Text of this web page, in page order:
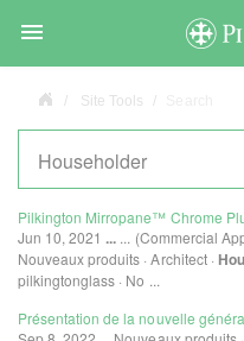

Site Tools